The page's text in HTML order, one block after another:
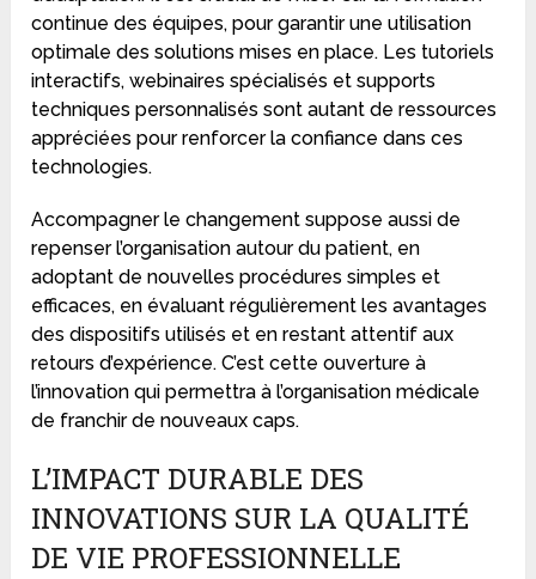
continue des équipes, pour garantir une utilisation
optimale des solutions mises en place. Les tutoriels
interactifs, webinaires spécialisés et supports
techniques personnalisés sont autant de ressources
appréciées pour renforcer la confiance dans ces
technologies.
Accompagner le changement suppose aussi de
repenser l’organisation autour du patient, en
adoptant de nouvelles procédures simples et
efficaces, en évaluant régulièrement les avantages
des dispositifs utilisés et en restant attentif aux
retours d’expérience. C’est cette ouverture à
l’innovation qui permettra à l’organisation médicale
de franchir de nouveaux caps.
L’IMPACT DURABLE DES
INNOVATIONS SUR LA QUALITÉ
DE VIE PROFESSIONNELLE